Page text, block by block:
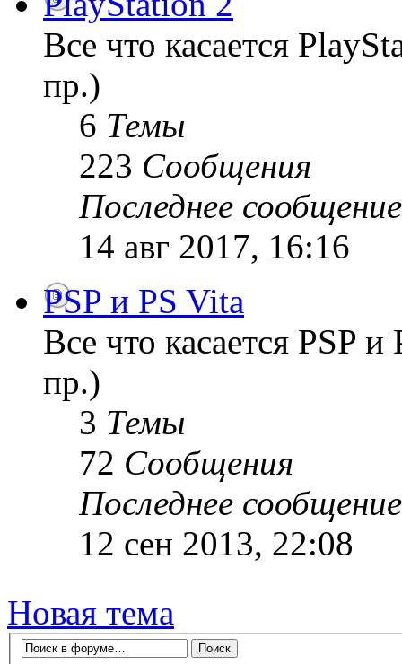
Все что касается
пр.)
6 Темы
223 Сообщения
Последнее сообщение
14 авг 2017, 16:16
PSP и PS Vita
Все что касается PSP
пр.)
3 Темы
72 Сообщения
Последнее сообщение
12 сен 2013, 22:08
Новая тема